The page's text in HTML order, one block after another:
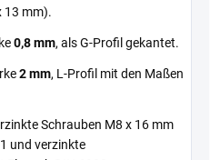
13 mm).
0,8 mm, als G-Profil gekantet.
2 mm, L-Profil mit den Maßen
Schrauben M8 x 16 mm
und verzinkte